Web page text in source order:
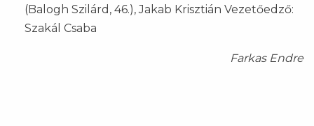
(Balogh Szilárd, 46.), Jakab Krisztián Vezetőedző:
Szakál Csaba
Farkas Endre